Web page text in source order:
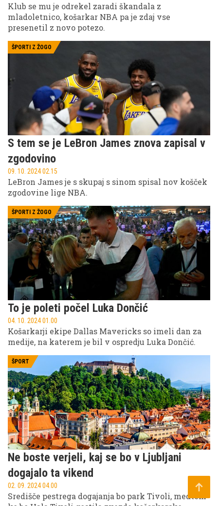
Klub se mu je odrekel zaradi škandala z
mladoletnico, košarkar NBA pa je zdaj vse
presenetil z novo potezo.
ŠPORTI Z ŽOGO
S tem se je LeBron James znova zapisal v
zgodovino
09. 10. 2024 02.15
LeBron James je s skupaj s sinom spisal nov košček
zgodovine lige NBA.
ŠPORTI Z ŽOGO
To je poleti počel Luka Dončić
04. 10. 2024 01.00
Košarkarji ekipe Dallas Mavericks so imeli dan za
medije, na katerem je bil v ospredju Luka Dončić.
ŠPORT
Ne boste verjeli, kaj se bo v Ljubljani
dogajalo ta vikend
02. 09. 2024 04.00
Središče pestrega dogajanja bo park Tivoli, medtem